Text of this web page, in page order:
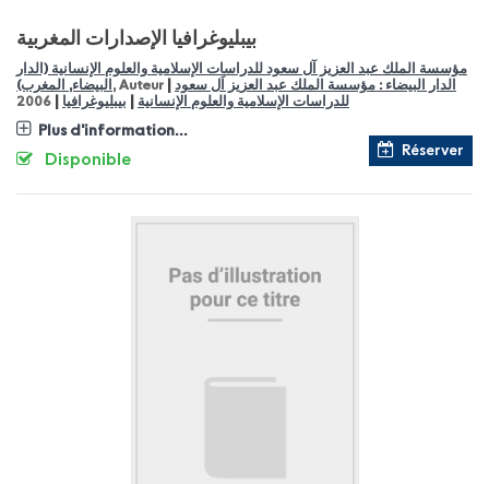
بيبليوغرافيا الإصدارات المغربية
مؤسسة الملك عبد العزيز آل سعود للدراسات الإسلامية والعلوم الإنسانية (الدار
البيضاء, المغرب) , Auteur
الدار البيضاء : مؤسسة الملك عبد العزيز اَل سعود
للدراسات الإسلامية والعلوم الإنسانية
بيبليوغرافيا 2006
Plus d'information...
Réserver
Disponible